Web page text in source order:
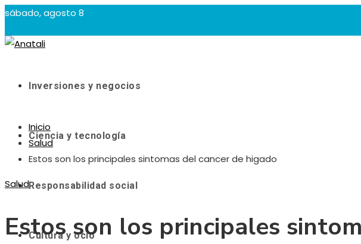
sábado, agosto 8
Inversiones y negocios
Ciencia y tecnología
Responsabilidad social
Cultura y ocio
Inicio
Salud
Estos son los principales sintomas del cancer de higado
Salud
Estos son los principales